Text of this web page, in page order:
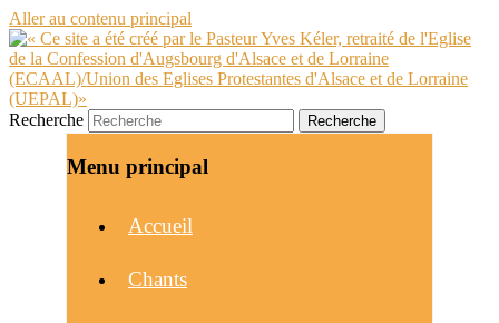
Aller au contenu principal
Recherche
Menu principal
Accueil
Chants